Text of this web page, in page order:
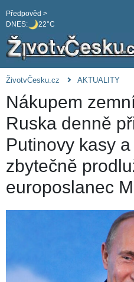
DNES: 22°C
Předpověd >
ŽivotvČesku.cz AKTUALITY
Nákupem
Ruska denně
Putinovy kasy
zbytečně
europoslanec